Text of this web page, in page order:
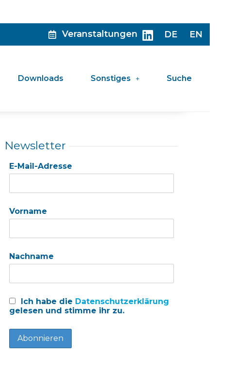
Veranstaltungen DE EN
Downloads Sonstiges Suche
Newsletter
E-Mail-Adresse
Vorname
Nachname
Ich habe die Datenschutzerklärung
gelesen und stimme ihr zu.